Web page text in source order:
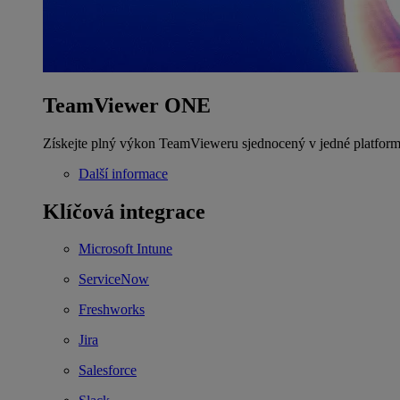
TeamViewer ONE
Získejte plný výkon TeamVieweru sjednocený v jedné
Další informace
Klíčová integrace
Microsoft Intune
ServiceNow
Freshworks
Jira
Salesforce